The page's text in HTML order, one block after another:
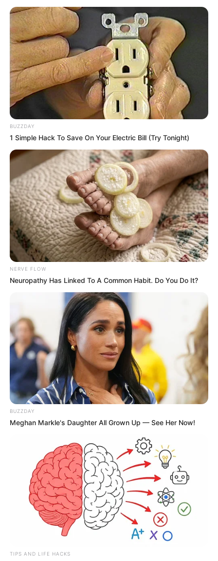
BUZZDAY
1 Simple Hack To Save On Your Electric Bill (Try Tonight)
NERVE FLOW
Neuropathy Has Linked To A Common Habit. Do You Do It?
BUZZDAY
Meghan Markle's Daughter All Grown Up — See Her Now!
TIPS AND LIFE HACKS